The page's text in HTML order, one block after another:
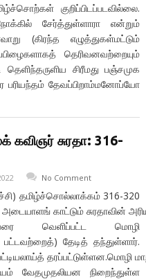
குறிப்பிடப்படவில்லை.
சேர்த்துள்ளாரா என்றும்
(கிரந்த எழுத்துகள்மட்டும்
தெரிவனவற்றையும்
தெளிந்தருளிய சிரீமது பஞ்சமுக
பரியந்தம் தேவப்பிறாம்மனோப்யோ
கவிஞர் சுரதா: 316-
No Comment
தமிழ்ச்சொல்லாக்கம் 316-320
காட்டும் சுரதாவின் அரிய
வெளிப்பட்ட மொழி
தேடித் தந்துள்ளார்.
தரப்பட்டுள்ளன.மொழி
வேதமுதலியன நிறைந்துள்ள